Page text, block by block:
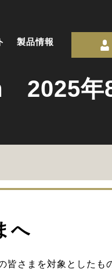
製品情報
へ
皆さまを対象としたも
2025年